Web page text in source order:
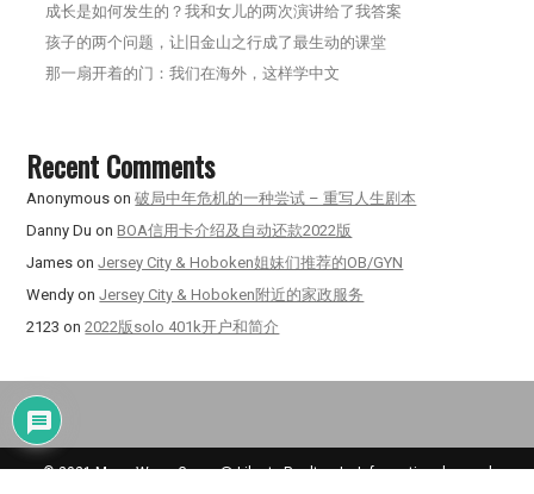
成长是如何发生的？我和女儿的两次演讲给了我答案
孩子的两个问题，让旧金山之行成了最生动的课堂
那一扇开着的门：我们在海外，这样学中文
Recent Comments
Anonymous on破局中年危机的一种尝试 – 重写人生剧本
Danny Du onBOA信用卡介绍及自动还款2022版
James onJersey City & Hoboken姐妹们推荐的OB/GYN
Wendy onJersey City & Hoboken附近的家政服务
2123 on2022版solo 401k开户和简介
© 2021 Meng Wang Group @ Liberty Realty | Information deemed